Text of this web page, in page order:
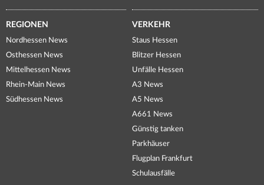
REGIONEN
Nordhessen News
Osthessen News
Mittelhessen News
Rhein-Main News
Südhessen News
VERKEHR
Staus Hessen
Blitzer Hessen
Unfälle Hessen
A3 News
A5 News
A661 News
Günstig tanken
Parkhäuser
Flugplan Frankfurt
Schulausfälle